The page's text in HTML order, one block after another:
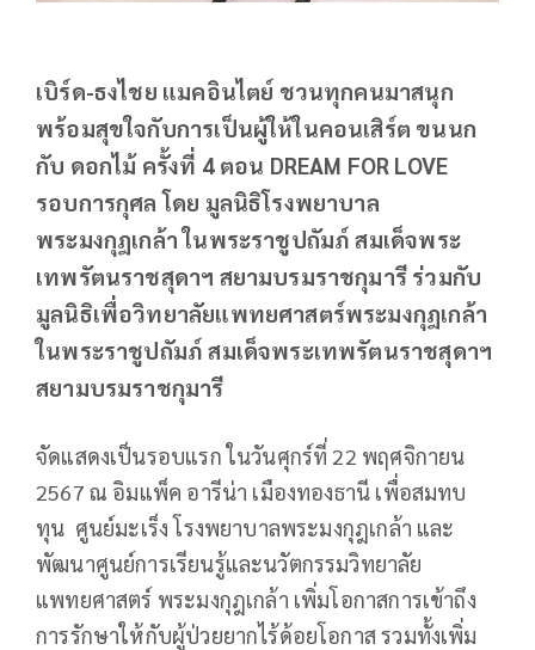
เบิร์ด-ธงไชย แมคอินไตย์ ชวนทุกคนมาสนุก
พร้อมสุขใจกับการเป็นผู้ให้ในคอนเสิร์ต ขนนก
กับ ดอกไม้ ครั้งที่ 4 ตอน DREAM FOR LOVE
รอบการกุศล โดย มูลนิธิโรงพยาบาล
พระมงกุฎเกล้า ในพระราชูปถัมภ์ สมเด็จพระ
เทพรัตนราชสุดาฯ สยามบรมราชกุมารี ร่วมกับ
มูลนิธิเพื่อวิทยาลัยแพทยศาสตร์พระมงกุฎเกล้า
ในพระราชูปถัมภ์ สมเด็จพระเทพรัตนราชสุดาฯ
สยามบรมราชกุมารี
จัดแสดงเป็นรอบแรก ในวันศุกร์ที่ 22 พฤศจิกายน
2567 ณ อิมแพ็ค อารีน่า เมืองทองธานี เพื่อสมทบ
ทุน ศูนย์มะเร็ง โรงพยาบาลพระมงกุฎเกล้า และ
พัฒนาศูนย์การเรียนรู้และนวัตกรรมวิทยาลัย
แพทยศาสตร์ พระมงกุฎเกล้า เพิ่มโอกาสการเข้าถึง
การรักษาให้กับผู้ป่วยยากไร้ด้อยโอกาส รวมทั้งเพิ่ม